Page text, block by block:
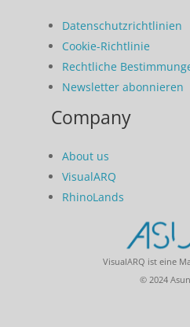
Datenschutzrichtlinien
Cookie-Richtlinie
Rechtliche
Newsletter abonnieren
Company
About us
VisualARQ
RhinoLands
VisualARQ ist eine
© 2024